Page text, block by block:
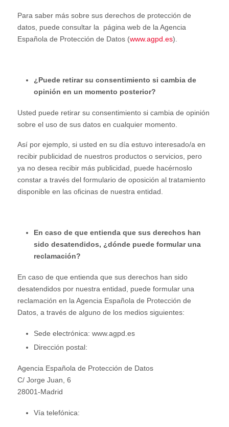
Para saber más sobre sus derechos de protección de
datos, puede consultar la página web de la Agencia
Española de Protección de Datos (www.agpd.es).
¿Puede retirar su consentimiento si cambia de
opinión en un momento posterior?
Usted puede retirar su consentimiento si cambia de opinión
sobre el uso de sus datos en cualquier momento.
Así por ejemplo, si usted en su día estuvo interesado/a en
recibir publicidad de nuestros productos o servicios, pero
ya no desea recibir más publicidad, puede hacérnoslo
constar a través del formulario de oposición al tratamiento
disponible en las oficinas de nuestra entidad.
En caso de que entienda que sus derechos han
sido desatendidos, ¿dónde puede formular una
reclamación?
En caso de que entienda que sus derechos han sido
desatendidos por nuestra entidad, puede formular una
reclamación en la Agencia Española de Protección de
Datos, a través de alguno de los medios siguientes:
Sede electrónica: www.agpd.es
Dirección postal:
Agencia Española de Protección de Datos
C/ Jorge Juan, 6
28001-Madrid
Vía telefónica: